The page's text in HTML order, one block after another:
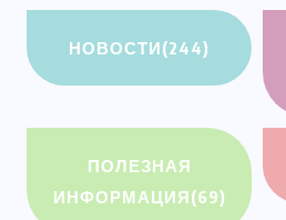
НОВОСТИ(244)
ПОЛЕЗНАЯ
ИНФОРМАЦИЯ(69)